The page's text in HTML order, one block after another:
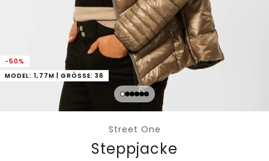
-50%
MODEL: 1,77M | GRÖSSE: 36
Street One
Steppjacke